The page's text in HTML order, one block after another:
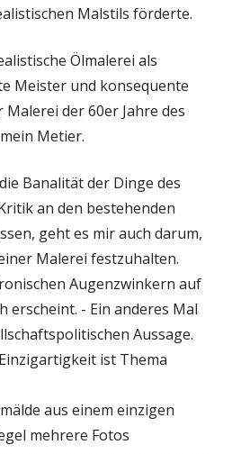
Malstils förderte.
Ölmalerei als
Meister und konsequente
der 60er Jahre des
Metier.
Banalität der Dinge des
an den bestehenden
geht es mir auch darum,
Malerei festzuhalten.
Augenzwinkern auf
erscheint. - Ein anderes Mal
Aussage.
ist Thema
aus einem einzigen
mehrere Fotos